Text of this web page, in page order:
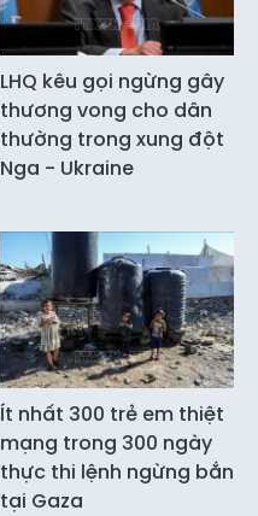
LHQ kêu gọi ngừng gây
thương vong cho dân
thường trong xung đột
Nga - Ukraine
Ít nhất 300 trẻ em thiệt
mạng trong 300 ngày
thực thi lệnh ngừng bắn
tại Gaza